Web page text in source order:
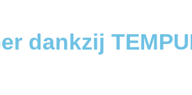
dankzij